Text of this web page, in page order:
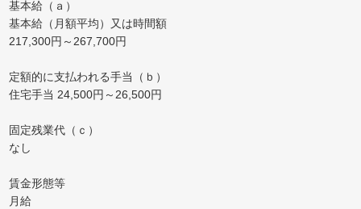
基本給（ａ）
基本給（月額平均）又は時間額
217,300円～267,700円
定額的に支払われる手当（ｂ）
住宅手当 24,500円～26,500円
固定残業代（ｃ）
なし
賃金形態等
月給